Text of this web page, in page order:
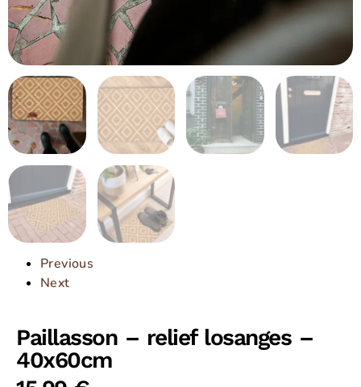
Previous
Next
Paillasson – relief losanges –
40x60cm